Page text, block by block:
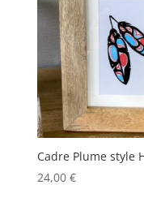
Cadre Plume style
24,00 €